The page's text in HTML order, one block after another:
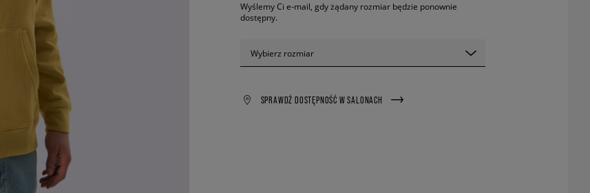
Wyślemy Ci e-mail, gdy żądany rozmiar będzie ponownie
dostępny.
Wybierz rozmiar
SPRAWDŹ DOSTĘPNOŚĆ W SALONACH